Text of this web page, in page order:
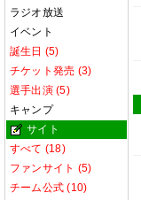
ラジオ放送
イベント
誕生日 (5)
チケット発売 (3)
選手出演 (5)
キャンプ
サイト
すべて (18)
ファンサイト (5)
チーム公式 (10)